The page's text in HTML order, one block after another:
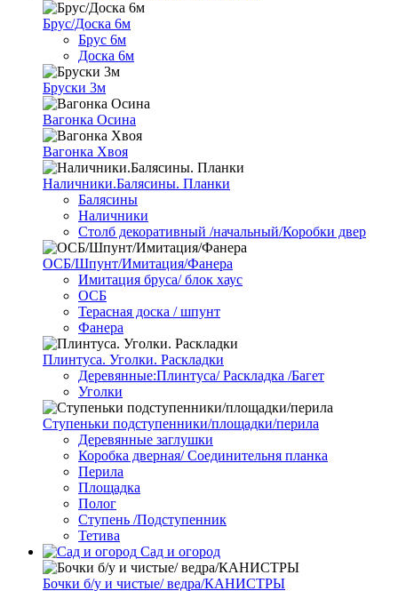
Брус/Доска 6м
Брус 6м
Доска 6м
Бруски 3м
Вагонка Осина
Вагонка Хвоя
Наличники.Балясины. Планки
Балясины
Наличники
Столб декоративный /начальный/Коробки двер
ОСБ/Шпунт/Имитация/Фанера
Имитация бруса/ блок хаус
ОСБ
Терасная доска / шпунт
Фанера
Плинтуса. Уголки. Раскладки
Деревянные:Плинтуса/ Раскладка /Багет
Уголки
Ступеньки подступенники/площадки/перила
Деревянные заглушки
Коробка дверная/ Соединительня планка
Перила
Площадка
Полог
Ступень /Подступенник
Тетива
Сад и огород
Бочки б/у и чистые/ ведра/КАНИСТРЫ